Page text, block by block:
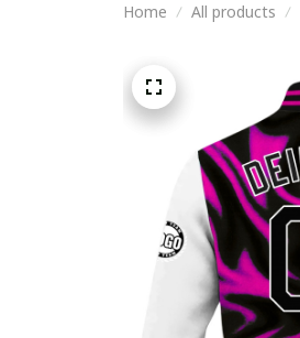
Home All products